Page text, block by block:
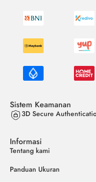
Sistem Keamanan
3D Secure
Informasi
Tentang kami
Panduan Ukuran